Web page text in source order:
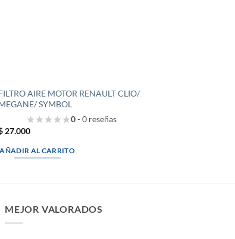
AIRE MOTOR RENAULT CLIO/
SYMBOL
0- 0 reseñas
27.000
AÑADIR AL CARRITO
MEJOR VALORADOS